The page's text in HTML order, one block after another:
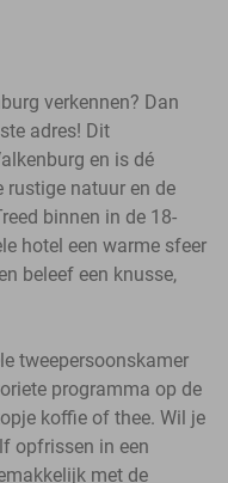
verkennen? Dan
adres! Dit
en is dé
rustige natuur en de
binnen in de 18-
hotel een warme sfeer
beleef een knusse,
tweepersoonskamer
programma op de
koffie of thee. Wil je
opfrissen in een
met de